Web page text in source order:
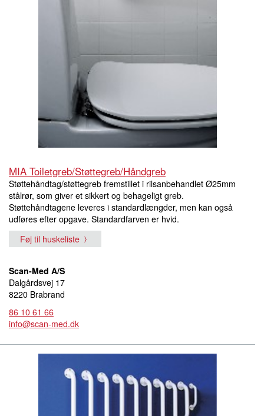
MIA Toiletgreb/Støttegreb/Håndgreb
Støttehåndtag/støttegreb fremstillet i rilsanbehandlet Ø25mm
stålrør, som giver et sikkert og behageligt greb.
Støttehåndtagene leveres i standardlængder, men kan også
udføres efter opgave. Standardfarven er hvid.
Føj til huskeliste
Scan-Med A/S
Dalgårdsvej 17
8220 Brabrand
86 10 61 66
info@scan-med.dk